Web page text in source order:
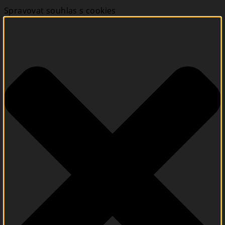
Spravovat souhlas s cookies